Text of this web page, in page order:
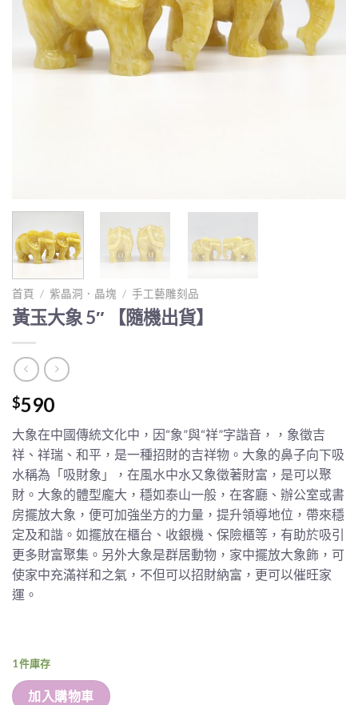
首頁 / 紫晶洞．晶塊 / 手工藝雕刻品
黃玉大象 5″ 【隨機出貨】
$590
大象在中國傳統文化中，因“象”與“祥”字諧音，，象徵吉
祥、祥瑞、和平，是一種招財的吉祥物。大象的鼻子向下吸
水稱為「吸財象」，在風水中水又象徵著財富，是可以聚
財。大象的體型龐大，穩如泰山一般，在客廳、辦公室或書
房擺放大象，便可加強坐方的力量，提升領導地位，帶來穩
定及和諧。如擺放在櫃台、收銀機、保險櫃等，有助於吸引
更多財富聚集。另外大象是群居動物，家中擺放大象飾，可
使家中充滿祥和之氣，不但可以招財納富，更可以催旺家
運。
1 件庫存
加入購物車